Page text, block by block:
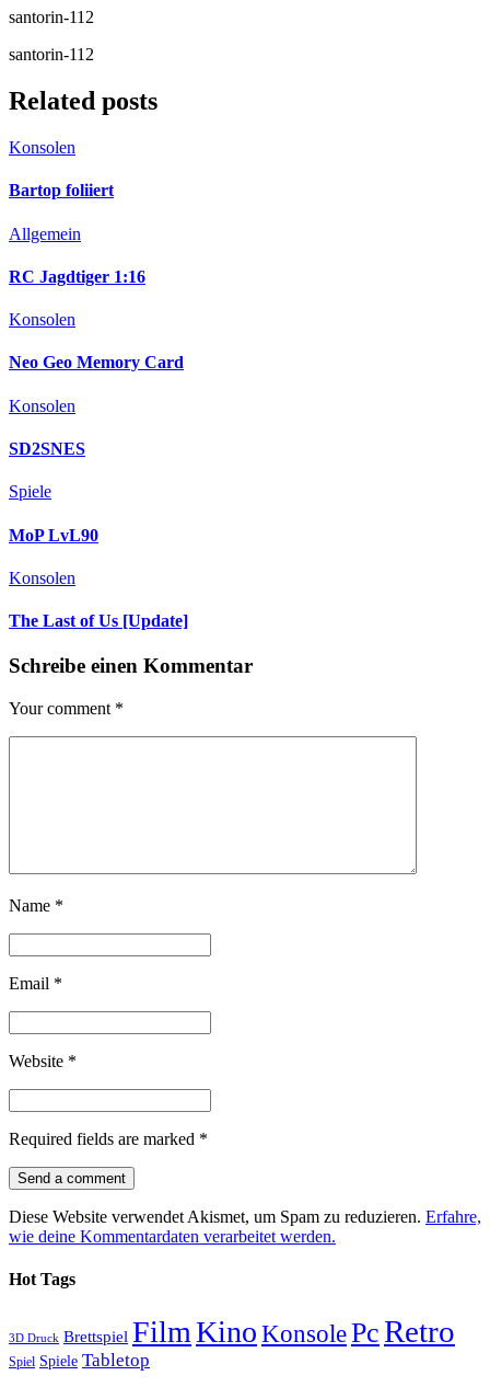
santorin-112
santorin-112
Related posts
Konsolen
Bartop foliiert
Allgemein
RC Jagdtiger 1:16
Konsolen
Neo Geo Memory Card
Konsolen
SD2SNES
Spiele
MoP LvL90
Konsolen
The Last of Us [Update]
Schreibe einen Kommentar
Your comment *
Name *
Email *
Website *
Required fields are marked *
Diese Website verwendet Akismet, um Spam zu reduzieren. Erfahre,
wie deine Kommentardaten verarbeitet werden.
Hot Tags
3D Druck Brettspiel FilmKinoKonsolePcRetro
Spiel Spiele Tabletop